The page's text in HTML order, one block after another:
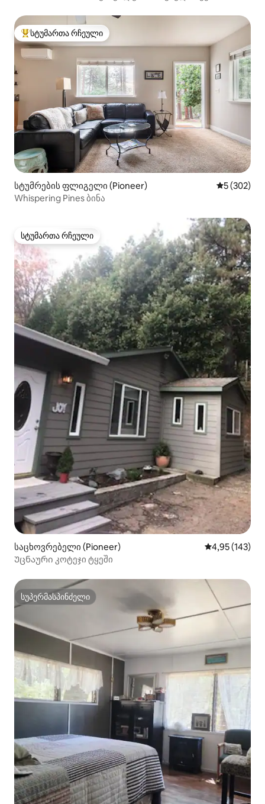
სტუმართა რჩეული მოწინავე ვარიანტი
სტუმართა რჩეული
სტუმრების ფლიგელი (Pioneer) საშუალო
5 (302)
Whispering Pines ბინა
სტუმართა რჩეული
სტუმართა რჩეული
საცხოვრებელი (Pioneer) საშუალო
4,95 (143)
Უცნაური კოტეჯი ტყეში
სუპერმასპინძელი
სუპერმასპინძელი